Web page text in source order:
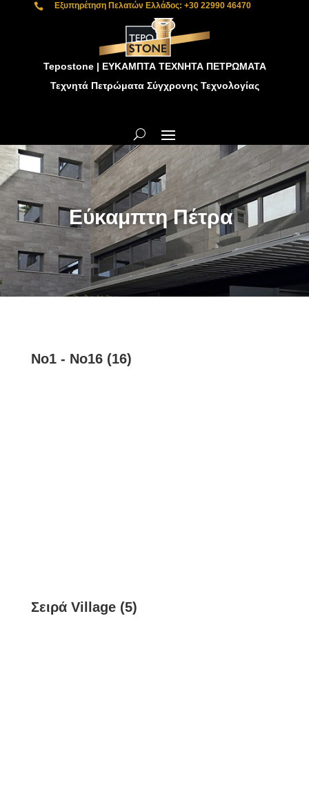
 Εξυπηρέτηση Πελατών Ελλάδος: +30 22990 46470
Tepostone | ΕΥΚΑΜΠΤΑ ΤΕΧΝΗΤΑ ΠΕΤΡΩΜΑΤΑ
Τεχνητά Πετρώματα Σύγχρονης Τεχνολογίας
Εύκαμπτη Πέτρα
Νο1 - Νο16 (16)
Σειρά Village (5)